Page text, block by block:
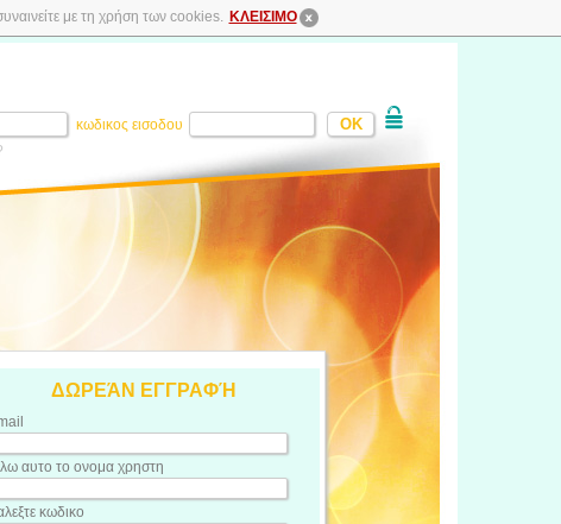
με τη χρήση των cookies. ΚΛΕΙΣΙΜΟ
κωδικος εισοδου
ΔΩΡΕΆΝ ΕΓΓΡΑΦΉ
αυτο το ονομα χρηστη
κωδικο